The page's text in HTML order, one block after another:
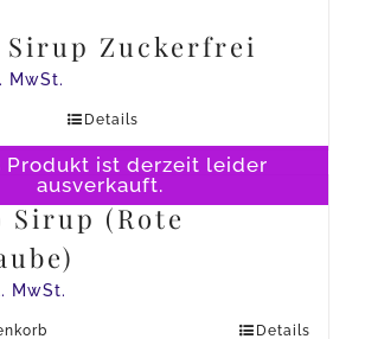
Produkt ist derzeit leider
ausverkauft.
Sirup Zuckerfrei
MwSt.
Details
Sirup (Rote
MwSt.
Details